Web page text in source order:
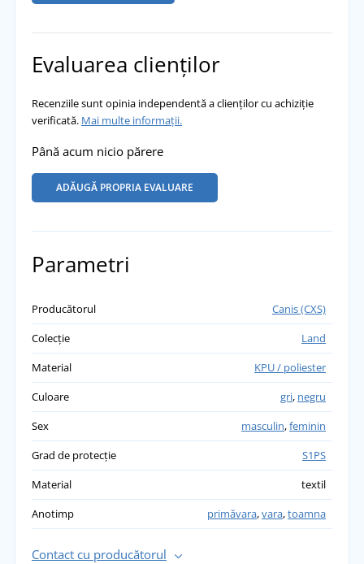
Evaluarea clienților
Recenziile sunt opinia independentă a clienților cu achiziție
verificată. Mai multe informații.
Până acum nicio părere
ADĂUGĂ PROPRIA EVALUARE
Parametri
Producătorul
Canis (CXS)
Colecție
Land
Material
KPU / poliester
Culoare
gri, negru
Sex
masculin,feminin
Grad de protecție
S1PS
Material
textil
Anotimp
primăvara,vara,toamna
Contact cu producătorul